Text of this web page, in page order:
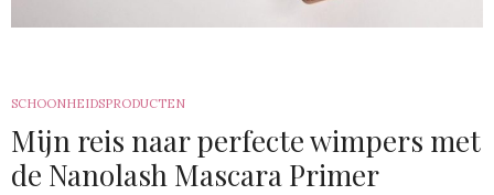
SCHOONHEIDSPRODUCTEN
Mijn reis naar perfecte wimpers met
de Nanolash Mascara Primer